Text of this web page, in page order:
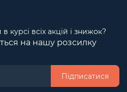
курсі всіх акцій і знижок?
на нашу розсилку
Підписатися